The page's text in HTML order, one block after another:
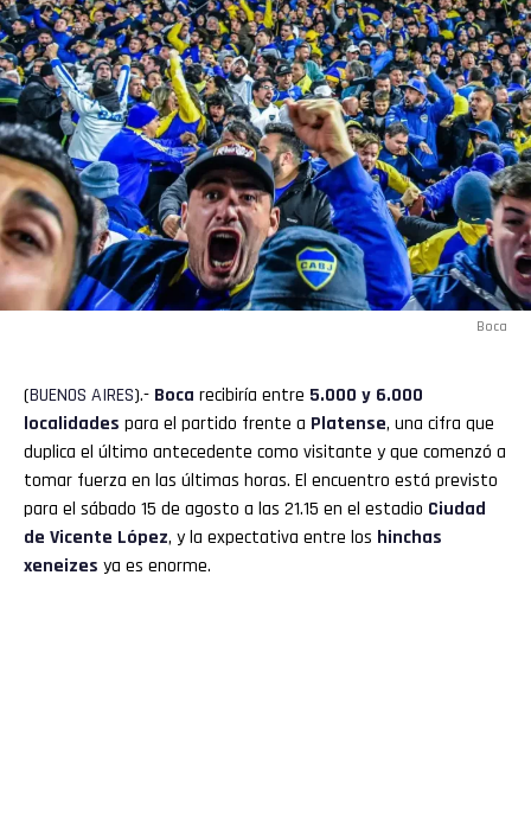
Boca
(BUENOS AIRES).- Boca recibiría entre 5.000 y 6.000
localidades para el partido frente a Platense, una cifra que
duplica el último antecedente como visitante y que comenzó a
tomar fuerza en las últimas horas. El encuentro está previsto
para el sábado 15 de agosto a las 21.15 en el estadio Ciudad
de Vicente López, y la expectativa entre los hinchas
xeneizes ya es enorme.